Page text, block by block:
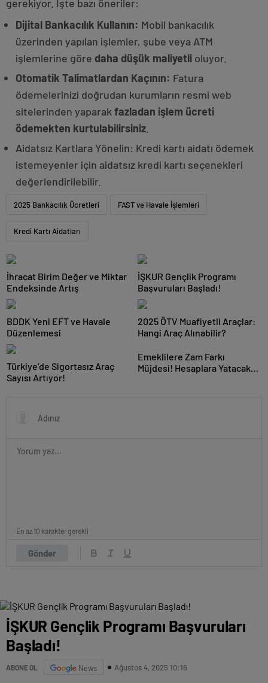
gerekiyor. İşte bazı öneriler:
Dijital Bankacılık Kullanın: Mobil bankacılık
üzerinden yapılan işlemler, şube veya ATM
işlemlerine göre daha düşük maliyetli oluyor.
Otomatik Talimatlardan Kaçının: Fatura
ödemelerinizi doğrudan kurumların resmi web
sitelerinden yaparak fazladan işlem ücreti
ödemekten kurtulabilirsiniz
Aidatsız Kartlara Yönelin: Kredi kartı aidatı ödemek
istemeyenler için aidatsız kredi kartı seçenekleri
değerlendirilebilir.
2025 Bankacılık Ücretleri FAST ve Havale İşlemleri
Kredi Kartı Aidatları
İhracat Birim Değer ve Miktar
Endeksinde Artış
İŞKUR Gençlik Programı
Başvuruları Başladı!
BDDK Yeni EFT ve Havale
Düzenlemesi
2025 ÖTV Muafiyetli Araçlar:
Hangi Araç Alınabilir?
Türkiye’de Sigortasız Araç
Sayısı Artıyor!
Emeklilere Zam Farkı
Müjdesi! Hesaplara Yatacak…
Gönder
En az 10 karakter gerekli
İŞKUR Gençlik Programı Başvuruları
Başladı!
ABONE OL News Ağustos 4, 2025 10:16